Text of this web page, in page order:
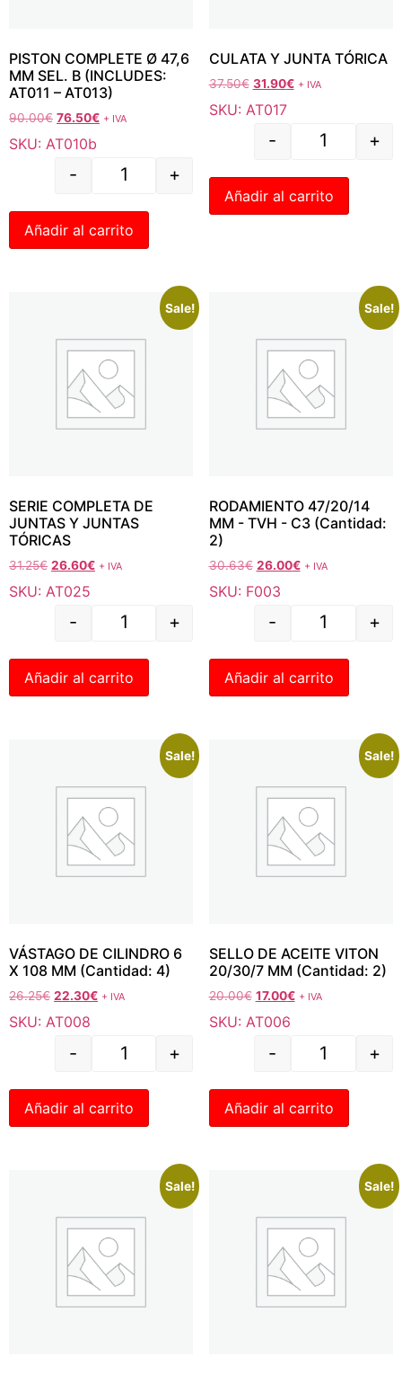
PISTON COMPLETE Ø 47,6
MM SEL. B (INCLUDES:
AT011 – AT013)
90.00€ 76.50€ + IVA
SKU: AT010b
- +
Añadir al carrito
CULATA Y JUNTA TÓRICA
37.50€ 31.90€ + IVA
SKU: AT017
- +
Añadir al carrito
Sale!
SERIE COMPLETA DE
JUNTAS Y JUNTAS
TÓRICAS
31.25€ 26.60€ + IVA
SKU: AT025
- +
Añadir al carrito
Sale!
RODAMIENTO 47/20/14
MM - TVH - C3 (Cantidad:
2)
30.63€ 26.00€ + IVA
SKU: F003
- +
Añadir al carrito
Sale!
VÁSTAGO DE CILINDRO 6
X 108 MM (Cantidad: 4)
26.25€ 22.30€ + IVA
SKU: AT008
- +
Añadir al carrito
Sale!
SELLO DE ACEITE VITON
20/30/7 MM (Cantidad: 2)
20.00€ 17.00€ + IVA
SKU: AT006
- +
Añadir al carrito
Sale! Sale!